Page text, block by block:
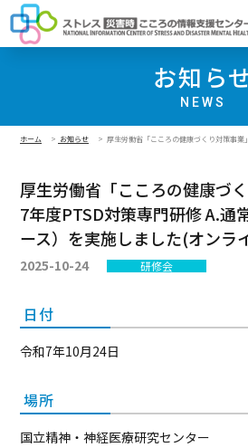
お知ら
NEWS
ホーム お知らせ 厚生労働省「こころの健康づくり対策事
厚生労働省「こころの健康づ
7年度PTSD対策専門研修 A.通
ース）を実施しました(オンラ
2025-10-24 研修会
日付
令和7年10月24日
場所
国立精神・神経医療研究センター